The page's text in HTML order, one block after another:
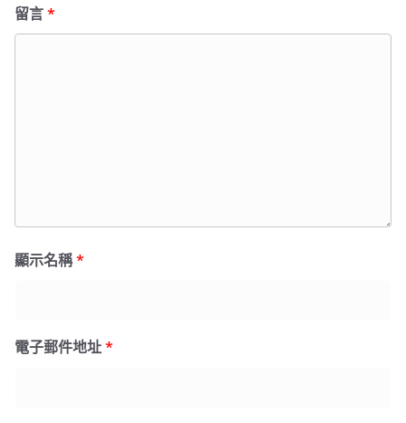
留言*
顯示名稱*
電子郵件地址*